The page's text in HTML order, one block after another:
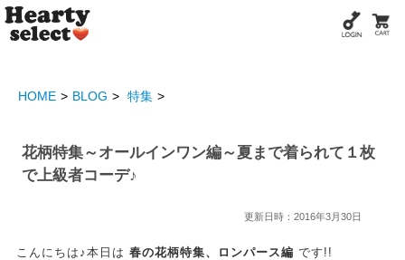
HOME BLOG 特集
花柄特集～オールインワン編～夏まで着られて１枚
で上級者コーデ♪
更新日時：2016年3月30日
こんにちは♪本日は 春の花柄特集、ロンパース編 です!!